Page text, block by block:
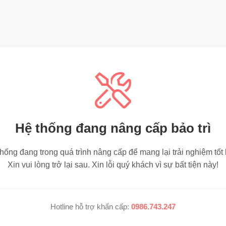
Hệ thống đang nâng cấp bảo trì
đang trong quá trình nâng cấp để mang lại trải nghiệm tốt
Xin vui lòng trở lại sau. Xin lỗi quý khách vì sự bất tiện này!
Hotline hỗ trợ khẩn cấp: 0986.743.247